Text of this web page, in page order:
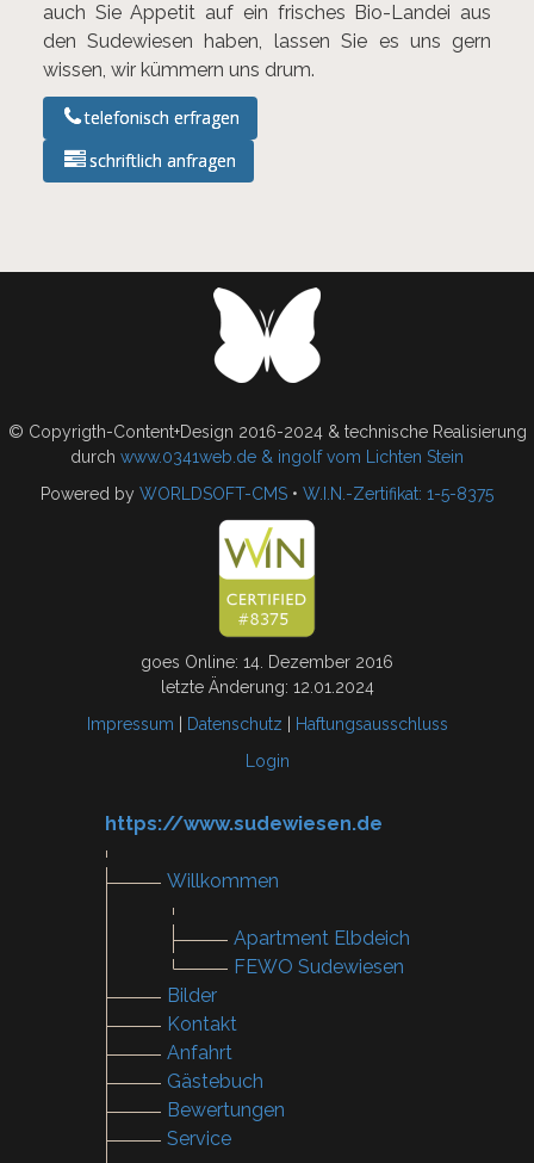
auch Sie Appetit auf ein frisches Bio-Landei aus
den Sudewiesen haben, lassen Sie es uns gern
wissen, wir kümmern uns drum.
telefonisch erfragen
schriftlich anfragen
© Copyrigth-Content+Design 2016-2024 & technische Realisierung
durch www.0341web.de & ingolf vom Lichten Stein
Powered by WORLDSOFT-CMS • W.I.N.-Zertifikat: 1-5-8375
goes Online: 14. Dezember 2016
letzte Änderung: 12.01.2024
Impressum
Datenschutz
Haftungsausschluss
Login
https://www.sudewiesen.de
Willkommen
Apartment Elbdeich
FEWO Sudewiesen
Bilder
Kontakt
Anfahrt
Gästebuch
Bewertungen
Service